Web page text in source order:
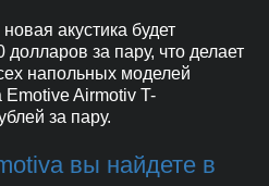
акустика будет
долларов за пару, что делает
напольных моделей
Airmotiv T-
за пару.
вы найдете в